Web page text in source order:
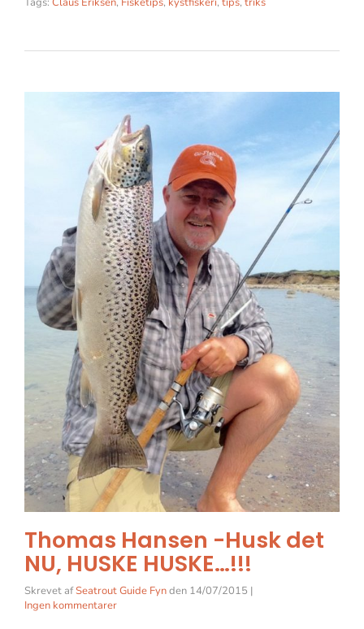
Thomas Hansen -Husk det
NU, HUSKE HUSKE…!!!
Skrevet afSeatrout Guide Fynden 14/07/2015 |
Ingen kommentarer